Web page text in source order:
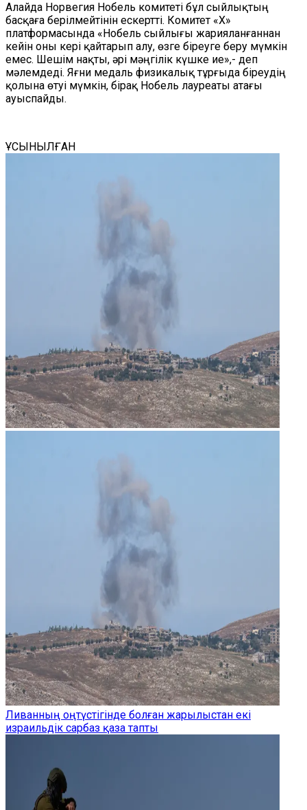
Алайда Норвегия Нобель комитеті бұл сыйлықтың
басқаға берілмейтінін ескертті. Комитет «X»
платформасында «Нобель сыйлығы жарияланғаннан
кейін оны кері қайтарып алу, өзге біреуге беру мүмкін
емес. Шешім нақты, әрі мәңгілік күшке ие»,- деп
мәлемдеді. Яғни медаль физикалық тұрғыда біреудің
қолына өтуі мүмкін, бірақ Нобель лауреаты атағы
ауыспайды.
ҰСЫНЫЛҒАН
Ливанның оңтүстігінде болған жарылыстан екі
израильдік сарбаз қаза тапты